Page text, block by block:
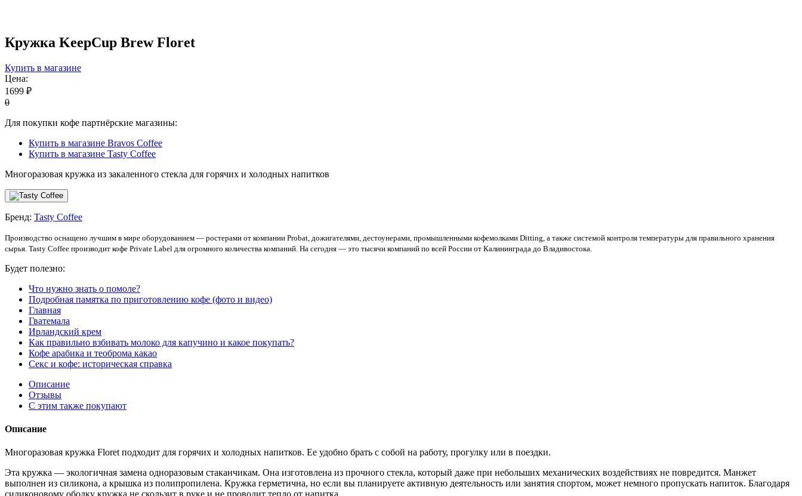
Кружка KeepCup Вrew Floret
Купить в магазине
Цена:
1699 ₽
0
Для покупки кофе партнёрские магазины:
Купить в магазине Bravos Coffee
Купить в магазине Tasty Coffee
Многоразовая кружка из закаленного стекла для горячих и холодных напитков
Бренд: Tasty Coffee
Производство оснащено лучшим в мире оборудованием — ростерами от компании Probat, дожигателями, дестоунерами, промышленными кофемолками Ditting, а также системой контроля температуры для правильного хранения
сырья. Tasty Coffee производит кофе Private Label для огромного количества компаний. На сегодня — это тысячи компаний по всей России от Калининграда до Владивостока.
Будет полезно:
Что нужно знать о помоле?
Подробная памятка по приготовлению кофе (фото и видео)
Главная
Гватемала
Ирландский крем
Как правильно взбивать молоко для капучино и какое покупать?
Кофе арабика и теоброма какао
Секс и кофе: историческая справка
Описание
Отзывы
С этим также покупают
Описание
Многоразовая кружка Floret подходит для горячих и холодных напитков. Ее удобно брать с собой на работу, прогулку или в поездки.
Эта кружка — экологичная замена одноразовым стаканчикам. Она изготовлена из прочного стекла, который даже при небольших механических воздействиях не повредится. Манжет
выполнен из силикона, а крышка из полипропилена. Кружка герметична, но если вы планируете активную деятельность или занятия спортом, может немного пропускать напиток. Благодаря